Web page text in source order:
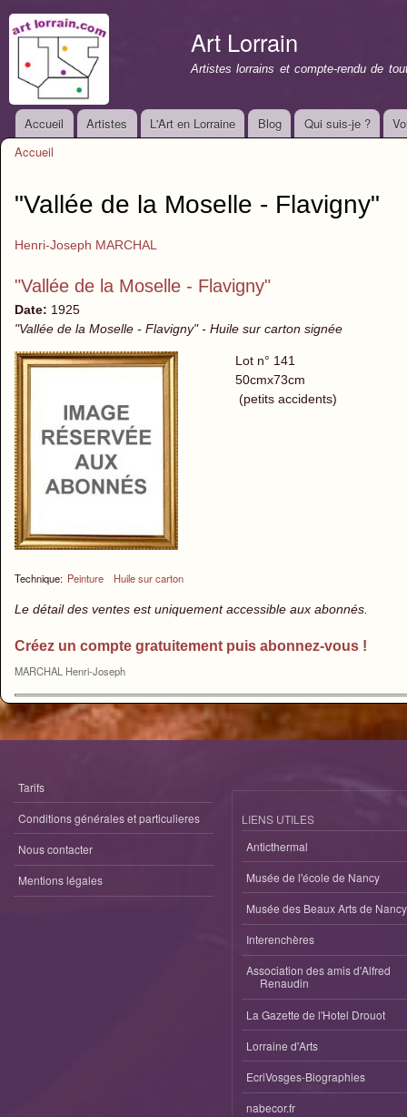
Art Lorrain
Artistes lorrains et compte-rendu de
Menu principal
Accueil Artistes L'Art en Lorraine Blog Qui suis-je ?
Accueil
"Vallée de la Moselle - Flavigny"
Henri-Joseph MARCHAL
"Vallée de la Moselle - Flavigny"
Date: 1925
"Vallée de la Moselle - Flavigny" - Huile sur carton signée
Technique: Peinture Huile sur carton
Lot n° 141
50cmx73cm
(petits accidents)
Le détail des ventes est uniquement accessible aux abonnés.
Créez un compte gratuitement puis abonnez-vous !
MARCHAL Henri-Joseph
Tarifs
Conditions générales et particulieres
Nous contacter
Mentions légales
LIENS UTILES
Anticthermal
Musée de l'école de Nancy
Musée des Beaux Arts de Nancy
Interenchères
Association des amis d'Alfred
Renaudin
La Gazette de l'Hotel Drouot
Lorraine d'Arts
EcriVosges-Biographies
nabecor.fr